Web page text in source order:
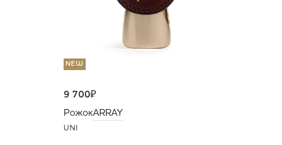
NEW
9 700₽
РожокARRAY
UNI